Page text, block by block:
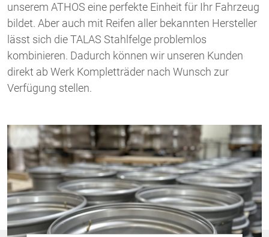
unserem ATHOS eine perfekte Einheit für Ihr Fahrzeug
bildet. Aber auch mit Reifen aller bekannten Hersteller
lässt sich die TALAS Stahlfelge problemlos
kombinieren. Dadurch können wir unseren Kunden
direkt ab Werk Kompletträder nach Wunsch zur
Verfügung stellen.